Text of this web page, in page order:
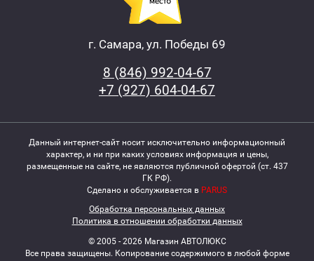
г. Самара, ул. Победы 69
8 (846) 992-04-67
+7 (927) 604-04-67
Данный интернет-сайт носит исключительно информационный
характер, и ни при каких условиях информация и цены,
размещенные на сайте, не являются публичной офертой (ст. 437
ГК РФ).
Сделано и обслуживается в PARUS
Обработка персональных данных
Политика в отношении обработки данных
© 2005 - 2026 Магазин АВТОЛЮКС
Все права защищены. Копирование содержимого в любой форме